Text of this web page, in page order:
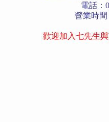
電話：
營業時間
歡迎加入七先生